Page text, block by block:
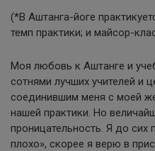
(*В Аштанга-йоге
темп практики; и майсор-
Моя любовь к Аштанге и
сотнями лучших учителей и
соединившим меня с моей
нашей практики. Но
проницательность. Я до
плохо», скорее я верю в